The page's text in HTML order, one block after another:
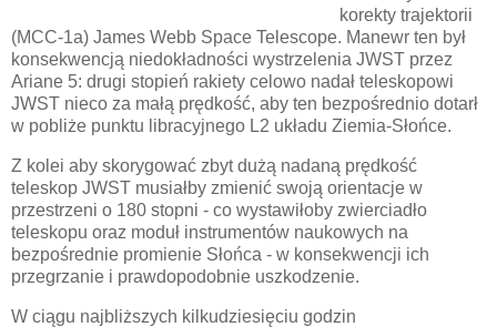
korekty trajektorii
(MCC-1a) James Webb Space Telescope. Manewr ten był
konsekwencją niedokładności wystrzelenia JWST przez
Ariane 5: drugi stopień rakiety celowo nadał teleskopowi
JWST nieco za małą prędkość, aby ten bezpośrednio dotarł
w pobliże punktu libracyjnego L2 układu Ziemia-Słońce.
Z kolei aby skorygować zbyt dużą nadaną prędkość
teleskop JWST musiałby zmienić swoją orientacje w
przestrzeni o 180 stopni - co wystawiłoby zwierciadło
teleskopu oraz moduł instrumentów naukowych na
bezpośrednie promienie Słońca - w konsekwencji ich
przegrzanie i prawdopodobnie uszkodzenie.
W ciągu najbliższych kilkudziesięciu godzin